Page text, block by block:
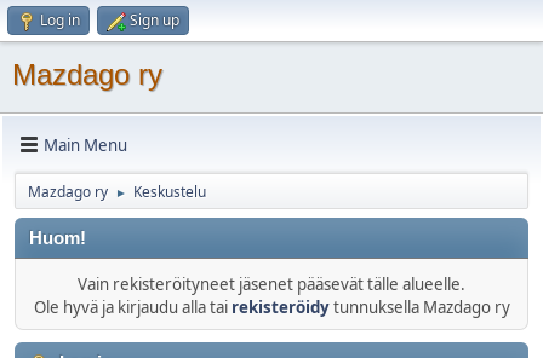
Log in Sign up
Mazdago ry
Main Menu
Mazdago ry ► Keskustelu
Huom!
Vain rekisteröityneet jäsenet pääsevät tälle alueelle.
Ole hyvä ja kirjaudu alla tai rekisteröidytunnuksella Mazdago ry